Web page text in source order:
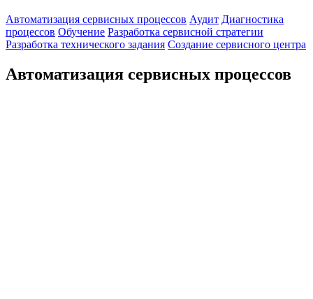
Автоматизация сервисных процессов Аудит Диагностика
процессов Обучение Разработка сервисной стратегии
Разработка технического задания Создание сервисного центра
Автоматизация сервисных процессов